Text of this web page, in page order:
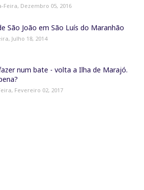
Feira, Dezembro 05, 2016
São João em São Luís do Maranhão
Julho 18, 2014
num bate - volta a Ilha de Marajó.
Fevereiro 02, 2017